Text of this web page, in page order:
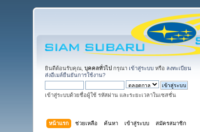
ยินดีต้อนรับคุณ,บุคคลทั่วไป กรุณา เข้าสู่ระบบ หรือ ลงทะเบียน
ส่งอีเมล์ยืนยันการใช้งาน?
เข้าสู่ระบบด้วยชื่อผู้ใช้ รหัสผ่าน และระยะเวลาในเซสชั่น
หน้าแรก ช่วยเหลือ ค้นหา เข้าสู่ระบบ สมัครสมาชิก